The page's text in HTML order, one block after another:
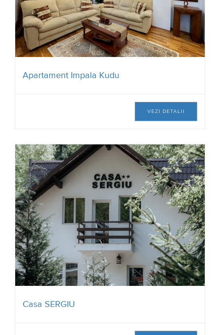
VEZI DETALII